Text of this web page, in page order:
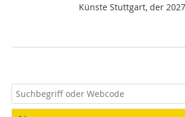
Künste Stuttgart, der